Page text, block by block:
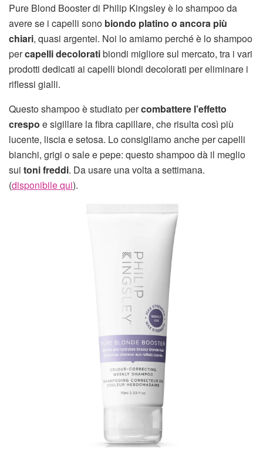
Pure Blond Booster di Philip Kingsley è lo shampoo da
avere se i capelli sono biondo platino o ancora più
chiari, quasi argentei. Noi lo amiamo perché è lo shampoo
percapelli decoloratibiondi migliore sul mercato, tra i vari
prodotti dedicati ai capelli biondi decolorati per eliminare i
riflessi gialli.
Questo shampoo è studiato percombattere l’effetto
crespo e sigillare la fibra capillare, che risulta così più
lucente, liscia e setosa. Lo consigliamo anche per capelli
bianchi, grigi o sale e pepe: questo shampoo dà il meglio
sui toni freddi. Da usare una volta a settimana.
(disponibile qui).